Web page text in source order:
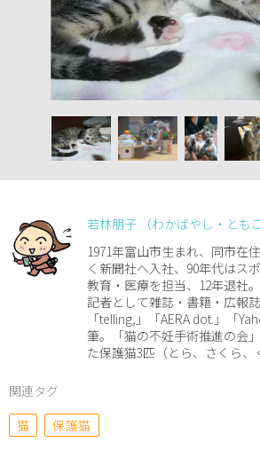
若林朋子 （わかばやし・ともこ
1971年富山市生まれ、同市在
く新聞社へ入社、90年代はス
教育・医療を担当、12年退社
記者として雑誌・書籍・広報
「telling,」「AERA dot.」「
筆。「猫の不妊手術推進の会
た保護猫3匹（とら、さくら、
関連タグ
猫
保護猫